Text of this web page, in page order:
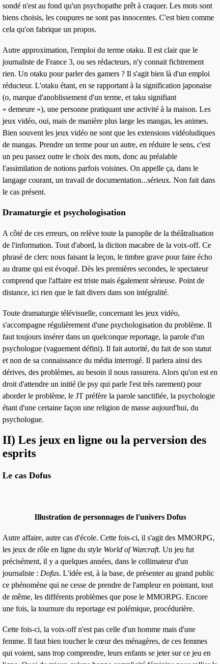
sondé n'est au fond qu'un psychopathe prêt à craquer. Les mots sont
biens choisis, les coupures ne sont pas innocentes. C'est bien comme
cela qu'on fabrique un propos.
Autre approximation, l'emploi du terme otaku. Il est clair que le
journaliste de France 3, ou ses rédacteurs, n'y connait fichtrement
rien. Un otaku pour parler des gamers ? Il s'agit bien là d'un emploi
réducteur. L'otaku étant, en se rapportant à la signification japonaise
(o, marque d'anoblissement d'un terme, et taku signifiant
« demeure »), une personne pratiquant une activité à la maison. Les
jeux vidéo, oui, mais de manière plus large les mangas, les animes.
Bien souvent les jeux vidéo ne sont que les extensions vidéoludiques
de mangas. Prendre un terme pour un autre, en réduire le sens, c'est
un peu passez outre le choix des mots, donc au préalable
l'assimilation de notions parfois voisines. On appelle ça, dans le
langage courant, un travail de documentation...sérieux. Non fait dans
le cas présent.
Dramaturgie et psychologisation
A côté de ces erreurs, on relève toute la panoplie de la théâtralisation
de l'information. Tout d'abord, la diction macabre de la voix-off. Ce
phrasé de clerc nous faisant la leçon, le timbre grave pour faire écho
au drame qui est évoqué. Dès les premières secondes, le spectateur
comprend que l'affaire est triste mais également sérieuse. Point de
distance, ici rien que le fait divers dans son intégralité.
Toute dramaturgie télévisuelle, concernant les jeux vidéo,
s'accompagne régulièrement d'une psychologisation du problème. Il
faut toujours insérer dans un quelconque reportage, la parole d'un
psychologue (vaguement défini). Il fait autorité, du fait de son statut
et non de sa connaissance du média interrogé. Il parlera ainsi des
dérives, des problèmes, au besoin il nous rassurera. Alors qu'on est en
droit d'attendre un initié (le psy qui parle l'est très rarement) pour
aborder le problème, le JT préfère la parole sanctifiée, la psychologie
étant d'une certaine façon une religion de masse aujourd'hui, du
psychologue.
II) Les jeux en ligne ou la perversion des
esprits
Le cas Dofus
Illustration de personnages de l'univers Dofus
Autre affaire, autre cas d'école. Cette fois-ci, il s'agit des MMORPG,
les jeux de rôle en ligne du style World of Warcraft. Un jeu fut
précisément, il y a quelques années, dans le collimateur d'un
journaliste : Dofus. L'idée est, à la base, de présenter au grand public
ce phénomène qui ne cesse de prendre de l'ampleur en pointant, tout
de même, les différents problèmes que pose le MMORPG. Encore
une fois, la tournure du reportage est polémique, procédurière.
Cette fois-ci, la voix-off n'est pas celle d'un homme mais d'une
femme. Il faut bien toucher le cœur des ménagères, de ces femmes
qui voient, sans trop comprendre, leurs enfants se jeter sur ce jeu en